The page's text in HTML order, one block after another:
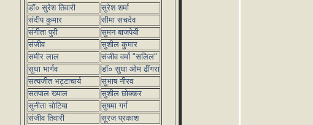
डॉ० सुरेश तिवारी
सुरेश शर्मा
संदीप कुमार
सीमा सचदेव
संगीता पुरी
सुमन बाजपेयी
संजीव
सुशील कुमार
समीर लाल
संजीव वर्मा "सलिल"
सुधा भार्गव
डॉ० सुधा ओम ढींगरा
सत्यजीत भट्टाचार्य
सुभाष नीरव
सतपाल ख्याल
सुशील छोक्कर
सुनीता चोटिया
सुषमा गर्ग
संजीव तिवारी
सूरज प्रकाश